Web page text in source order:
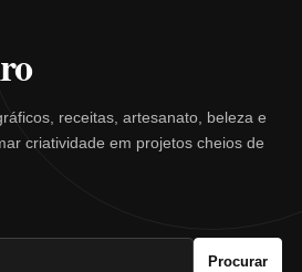
receitas, artesanato, beleza e
criatividade em projetos cheios de
Procurar